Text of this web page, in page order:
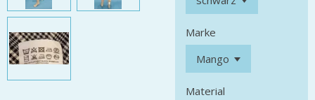
Marke
Material